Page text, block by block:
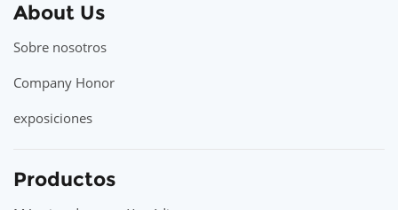
About Us
Sobre nosotros
Company Honor
exposiciones
Productos